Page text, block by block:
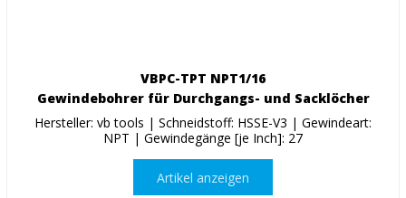
VBPC-TPT NPT1/16
Gewindebohrer für Durchgangs- und Sacklöcher
Hersteller: vb tools | Schneidstoff: HSSE-V3 | Gewindeart:
NPT | Gewindegänge [je Inch]: 27
Artikel anzeigen